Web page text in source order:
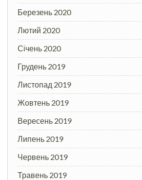
Березень 2020
Лютий 2020
Січень 2020
Грудень 2019
Листопад 2019
Жовтень 2019
Вересень 2019
Липень 2019
Червень 2019
Травень 2019